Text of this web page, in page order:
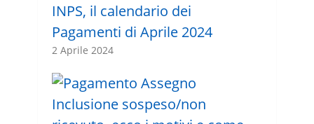
INPS, il calendario dei
Pagamenti di Aprile 2024
2 Aprile 2024